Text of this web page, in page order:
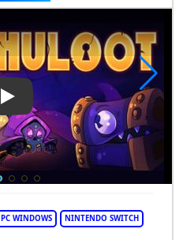
Play Video: CTHULOOT
PC WINDOWS NINTENDO SWITCH